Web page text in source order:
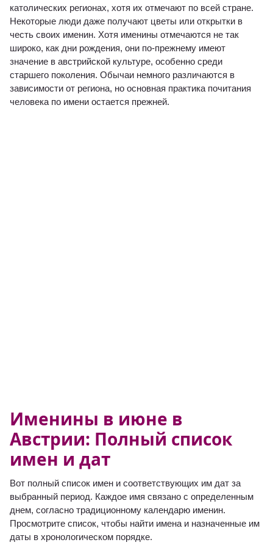
католических регионах, хотя их отмечают по всей стране.
Некоторые люди даже получают цветы или открытки в
честь своих именин. Хотя именины отмечаются не так
широко, как дни рождения, они по-прежнему имеют
значение в австрийской культуре, особенно среди
старшего поколения. Обычаи немного различаются в
зависимости от региона, но основная практика почитания
человека по имени остается прежней.
Именины в июне в
Австрии: Полный список
имен и дат
Вот полный список имен и соответствующих им дат за
выбранный период. Каждое имя связано с определенным
днем, согласно традиционному календарю именин.
Просмотрите список, чтобы найти имена и назначенные им
даты в хронологическом порядке.